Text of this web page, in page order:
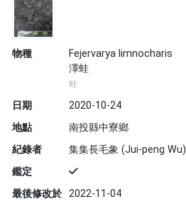
物種
Fejervarya limnocharis
澤蛙
蛙
日期
2020-10-24
地點
南投縣中寮鄉
紀錄者
集集長毛象 (Jui-peng Wu)
鑑定
最後修改於 2022-11-04